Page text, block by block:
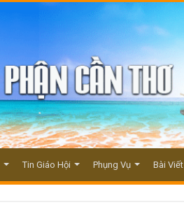
Tin Giáo Hội Phụng Vụ Bài Viết